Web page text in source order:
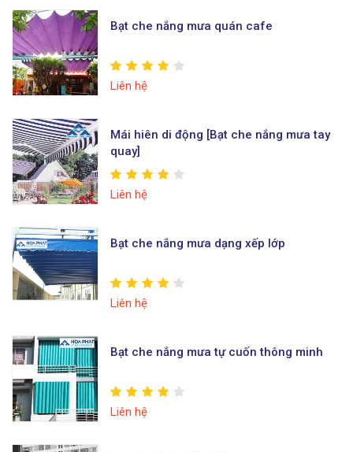
Bạt che nắng mưa quán cafe
Liên hệ
Mái hiên di động [Bạt che nắng mưa tay
quay]
Liên hệ
Bạt che nắng mưa dạng xếp lớp
Liên hệ
Bạt che nắng mưa tự cuốn thông minh
Liên hệ